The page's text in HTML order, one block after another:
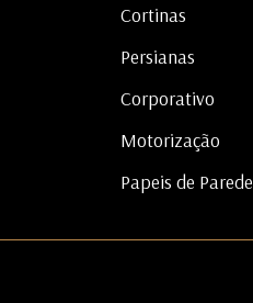
Cortinas
Persianas
Corporativo
Motorização
Papeis de Parede